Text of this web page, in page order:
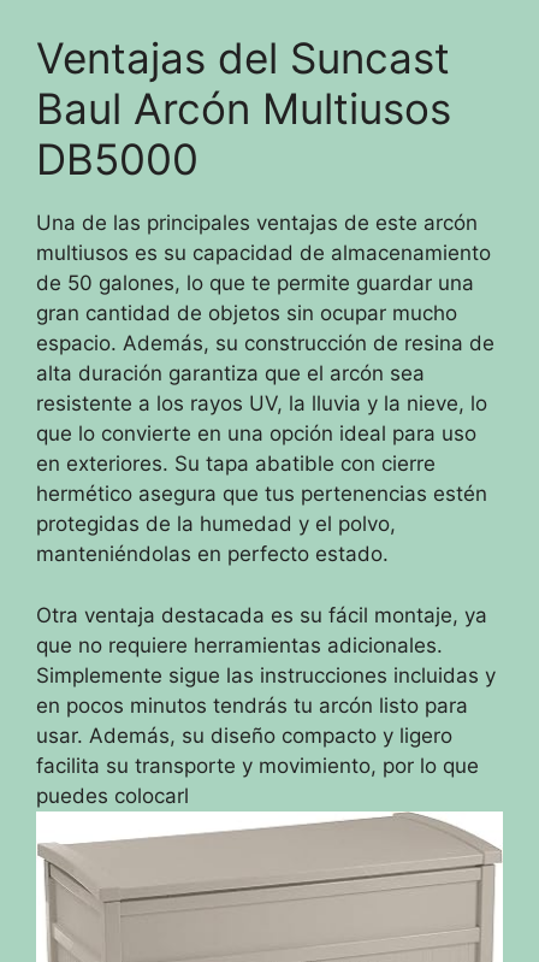
Ventajas del Suncast
Baul Arcón Multiusos
DB5000
Una de las principales ventajas de este arcón
multiusos es su capacidad de almacenamiento
de 50 galones, lo que te permite guardar una
gran cantidad de objetos sin ocupar mucho
espacio. Además, su construcción de resina de
alta duración garantiza que el arcón sea
resistente a los rayos UV, la lluvia y la nieve, lo
que lo convierte en una opción ideal para uso
en exteriores. Su tapa abatible con cierre
hermético asegura que tus pertenencias estén
protegidas de la humedad y el polvo,
manteniéndolas en perfecto estado.
Otra ventaja destacada es su fácil montaje, ya
que no requiere herramientas adicionales.
Simplemente sigue las instrucciones incluidas y
en pocos minutos tendrás tu arcón listo para
usar. Además, su diseño compacto y ligero
facilita su transporte y movimiento, por lo que
puedes colocarl